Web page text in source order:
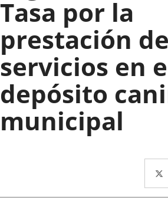
Tasa por la
prestación de
servicios en
depósito
municipal